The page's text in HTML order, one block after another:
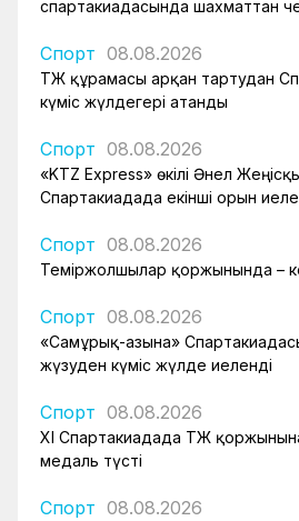
спартакиадасында шахматтан
Спорт 08.08.2026
ҚТЖ құрамасы арқан тартудан
күміс жүлдегері атанды
Спорт 08.08.2026
«KTZ Express» өкілі Әнел
Спартакиадада екінші орын
Спорт 08.08.2026
Теміржолшылар қоржынында –
Спорт 08.08.2026
«Самұрық-Қазына»
жүзуден күміс жүлде иеленді
Спорт 08.08.2026
XI Спартакиадада ҚТЖ
медаль түсті
Спорт 08.08.2026